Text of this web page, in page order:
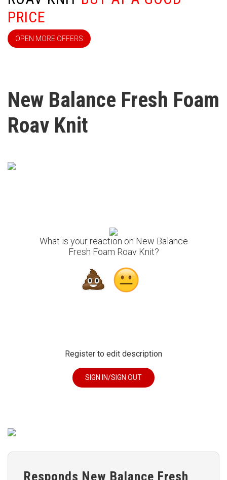
PRICE
OPEN MORE OFFERS
New Balance Fresh Foam
Roav Knit
What is your reaction on New Balance
Fresh Foam Roav Knit?
Register to edit description
SIGN IN/SIGN OUT
Responds New Balance Fresh